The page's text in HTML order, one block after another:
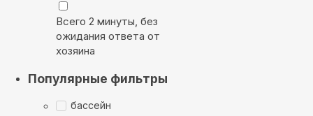
Всего 2 минуты, без
ожидания ответа от
хозяина
Популярные фильтры
бассейн